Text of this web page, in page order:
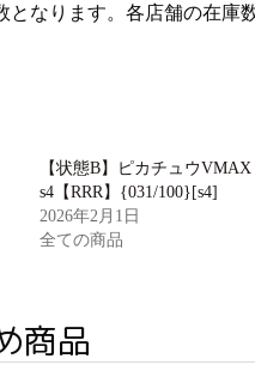
となります。各店舗の在庫
【状態B】ピカチュウVMAX
s4【RRR】{031/100}[s4]
2026年2月1日
全ての商品
商品